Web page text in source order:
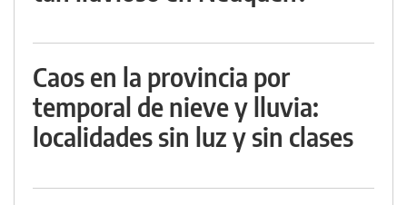
Caos en la provincia por
temporal de nieve y lluvia:
localidades sin luz y sin clases